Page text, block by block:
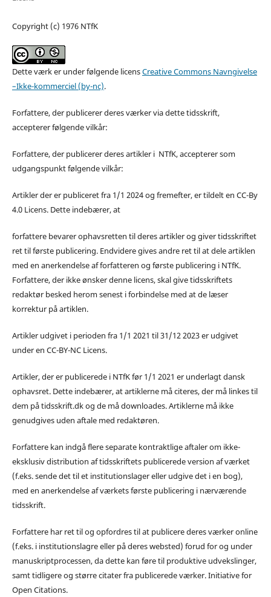
Copyright (c) 1976 NTfK
Dette værk er under følgende licensCreative Commons Navngivelse
–Ikke-kommerciel (by-nc).
Forfattere, der publicerer deres værker via dette tidsskrift,
accepterer følgende vilkår:
Forfattere, der publicerer deres artikler i NTfK, accepterer som
udgangspunkt følgende vilkår:
Artikler der er publiceret fra 1/1 2024 og fremefter, er tildelt en CC-By
4.0 Licens. Dette indebærer, at
forfattere bevarer ophavsretten til deres artikler og giver tidsskriftet
ret til første publicering. Endvidere gives andre ret til at dele artiklen
med en anerkendelse af forfatteren og første publicering i NTfK.
Forfattere, der ikke ønsker denne licens, skal give tidsskriftets
redaktør besked herom senest i forbindelse med at de læser
korrektur på artiklen.
Artikler udgivet i perioden fra 1/1 2021 til 31/12 2023 er udgivet
under en CC-BY-NC Licens.
Artikler, der er publicerede i NTfK før 1/1 2021 er underlagt dansk
ophavsret. Dette indebærer, at artiklerne må citeres, der må linkes til
dem på tidsskrift.dk og de må downloades. Artiklerne må ikke
genudgives uden aftale med redaktøren.
Forfattere kan indgå flere separate kontraktlige aftaler om ikke-
eksklusiv distribution af tidsskriftets publicerede version af værket
(f.eks. sende det til et institutionslager eller udgive det i en bog),
med en anerkendelse af værkets første publicering i nærværende
tidsskrift.
Forfattere har ret til og opfordres til at publicere deres værker online
(f.eks. i institutionslagre eller på deres websted) forud for og under
manuskriptprocessen, da dette kan føre til produktive udvekslinger,
samt tidligere og større citater fra publicerede værker. Initiative for
Open Citations.